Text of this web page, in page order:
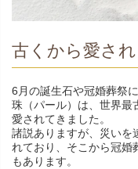
古くから愛さ
6月の誕生石や冠婚葬祭
珠（パール）は、世界最
愛されてきました。
諸説ありますが、災いを
れており、そこから冠婚
もあります。